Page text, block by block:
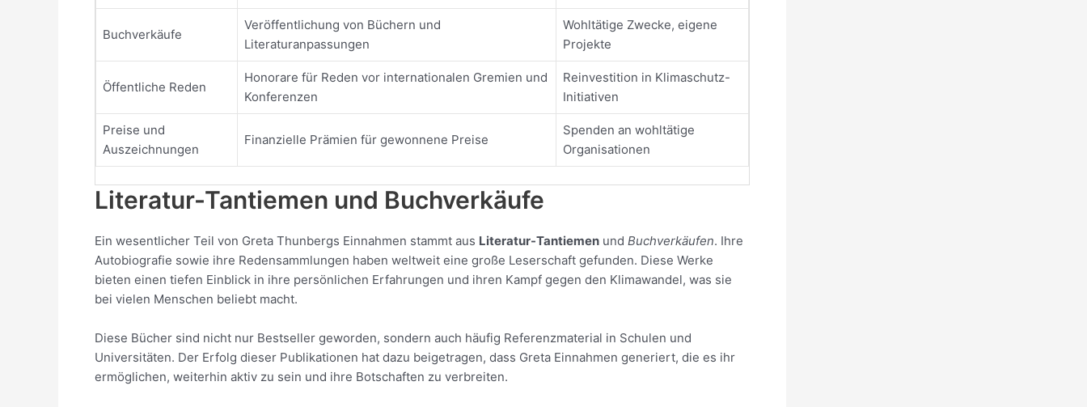
Buchverkäufe
Veröffentlichung von Büchern und
Literaturanpassungen
Wohltätige Zwecke, eigene
Projekte
Öffentliche Reden
Honorare für Reden vor internationalen Gremien und
Konferenzen
Reinvestition in Klimaschutz-
Initiativen
Preise und
Auszeichnungen
Finanzielle Prämien für gewonnene Preise
Spenden an wohltätige
Organisationen
Literatur-Tantiemen und Buchverkäufe
Ein wesentlicher Teil von Greta Thunbergs Einnahmen stammt aus Literatur-Tantiemen und Buchverkäufen. Ihre
Autobiografie sowie ihre Redensammlungen haben weltweit eine große Leserschaft gefunden. Diese Werke
bieten einen tiefen Einblick in ihre persönlichen Erfahrungen und ihren Kampf gegen den Klimawandel, was sie
bei vielen Menschen beliebt macht.
Diese Bücher sind nicht nur Bestseller geworden, sondern auch häufig Referenzmaterial in Schulen und
Universitäten. Der Erfolg dieser Publikationen hat dazu beigetragen, dass Greta Einnahmen generiert, die es ihr
ermöglichen, weiterhin aktiv zu sein und ihre Botschaften zu verbreiten.